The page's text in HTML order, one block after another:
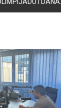
KLUPAMA OŠ “ZAHID BARUČIJA”